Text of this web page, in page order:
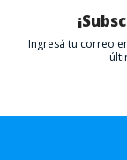
Ingresá tu correo